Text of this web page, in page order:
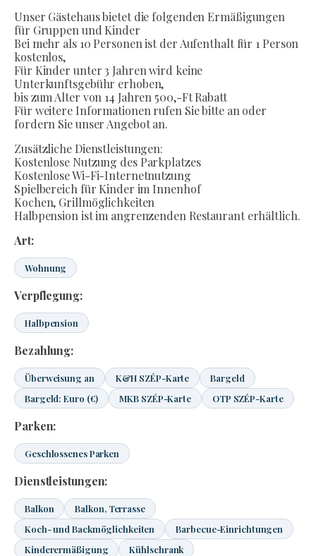
Unser Gästehaus bietet die folgenden Ermäßigungen
für Gruppen und Kinder
Bei mehr als 10 Personen ist der Aufenthalt für 1 Person
kostenlos,
Für Kinder unter 3 Jahren wird keine
Unterkunftsgebühr erhoben,
bis zum Alter von 14 Jahren 500,-Ft Rabatt
Für weitere Informationen rufen Sie bitte an oder
fordern Sie unser Angebot an.
Zusätzliche Dienstleistungen:
Kostenlose Nutzung des Parkplatzes
Kostenlose Wi-Fi-Internetnutzung
Spielbereich für Kinder im Innenhof
Kochen, Grillmöglichkeiten
Halbpension ist im angrenzenden Restaurant erhältlich.
Art:
Wohnung
Verpflegung:
Halbpension
Bezahlung:
Überweisung an K&H SZÉP-Karte
Bargeld
Bargeld: Euro (€)
MKB SZÉP-Karte OTP SZÉP-Karte
Parken:
Geschlossenes Parken
Dienstleistungen:
Balkon
Balkon, Terrasse
Koch- und Backmöglichkeiten
Barbecue-Einrichtungen
Kinderermäßigung
Kühlschrank